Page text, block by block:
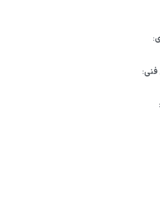
:
فنی:
: